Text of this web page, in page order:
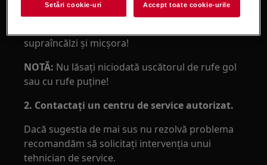
NOTĂ:Selectaţi întotdeauna un program de
supraîncălzi şi micşora!
NOTĂ: Nu lăsaţi niciodată uscătorul de rufe gol
sau cu rufe puţine!
2. Contactați un centru de service autorizat.
Dacă sugestia de mai sus nu rezolvă problema
recomandăm să solicitaţi intervenţia unui
tehnician de service.
Setări cookie-uri Accept toate cookie-urile